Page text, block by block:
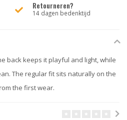
Retourneren?
14 dagen bedenktijd
back keeps it playful and light, while
The regular fit sits naturally on the
the first wear.